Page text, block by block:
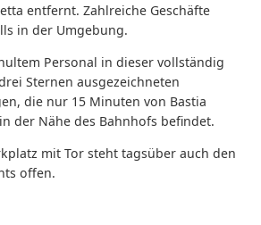
entfernt. Zahlreiche Geschäfte
in der Umgebung.
Personal in dieser vollständig
Sternen ausgezeichneten
die nur 15 Minuten von Bastia
der Nähe des Bahnhofs befindet.
mit Tor steht tagsüber auch den
offen.